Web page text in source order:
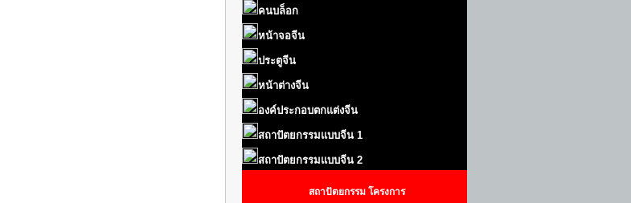
คนบล็อก
หน้าจอจีน
ประตูจีน
หน้าต่างจีน
องค์ประกอบตกแต่งจีน
สถาปัตยกรรมแบบจีน 1
สถาปัตยกรรมแบบจีน 2
สถาปัตยกรรม โครงการ